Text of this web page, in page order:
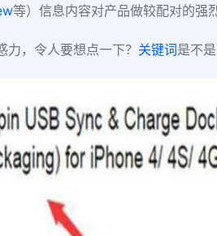
等）信息内容对产品做较配对的强
，令人要想点一下？ 关键词是不